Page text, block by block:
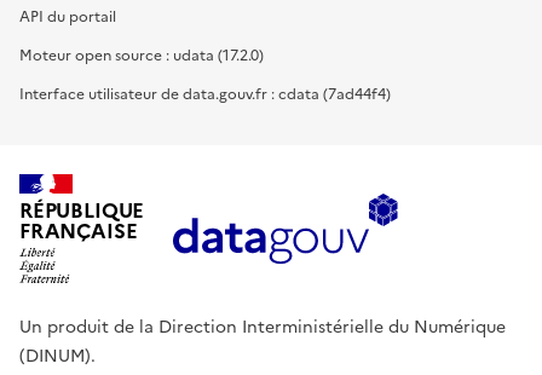
API du portail
Moteur open source : udata (17.2.0)
Interface utilisateur de data.gouv.fr : cdata (7ad44f4)
RÉPUBLIQUE
FRANÇAISE
Un produit de la Direction Interministérielle du Numérique
(DINUM).